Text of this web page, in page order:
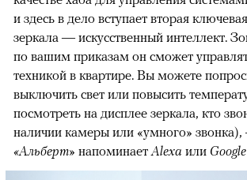
и здесь в дело вступает вторая
зеркала — искусственный интеллект.
по вашим приказам он сможет
техникой в квартире. Вы можете
выключить свет или повысить
посмотреть на дисплее зеркала, кто
наличии камеры или «умного»
«Альберт» напоминаетAlexa или